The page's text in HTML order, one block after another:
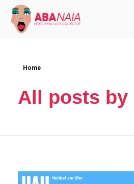
Home
All posts by